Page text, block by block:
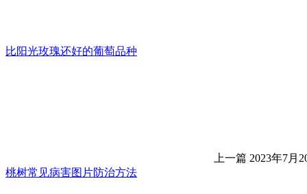
比阳光玫瑰还好的葡萄品种
上一篇 2023年7月
桃树常见病害图片防治方法